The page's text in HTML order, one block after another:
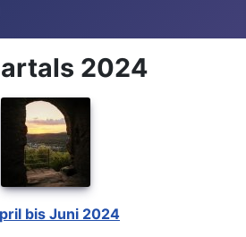
2024
April bis Juni 2024